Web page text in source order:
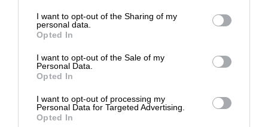
I want to opt-out of the Sharing of my
personal data.
Opted In
I want to opt-out of the Sale of my
Personal Data.
Opted In
I want to opt-out of processing my
Personal Data for Targeted Advertising.
Opted In
Brak udziału własnego Klienta w kosztach napraw.
Minimum formalności ze strony Klienta przy zakupie
Jednorazowa opłata Klienta za cały okres ochrony
Warunki zakupu ochrony EasyProtect